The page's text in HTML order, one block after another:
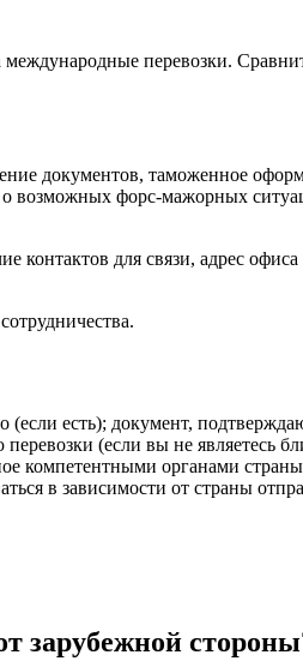
перевозки.
документов, таможенное
о возможных форс-мажорных
для связи, адрес
(если есть); документ,
(если вы не являетесь
органами страны
в зависимости от страны
зарубежной